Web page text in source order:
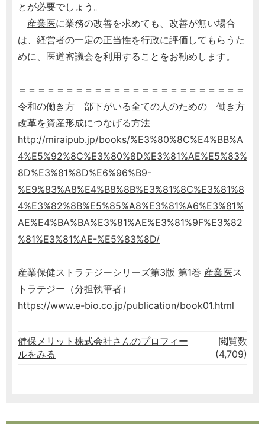
とが必要でしょう。
産業医に業務の改善を求めても、改善が無い場合
は、経営者の一定の正当性を行政に評価してもらうた
めに、医道審議会を利用することをお勧めします。
＝＝＝＝＝＝＝＝＝＝＝＝＝＝＝＝＝＝＝＝＝＝＝＝
令和の働き方 部下がいる全ての人のための 働き方
改革を資産形成につなげる方法
http://miraipub.jp/books/%E3%80%8C%E4%BB%A
4%E5%92%8C%E3%80%8D%E3%81%AE%E5%83%
8D%E3%81%8D%E6%96%B9-
%E9%83%A8%E4%B8%8B%E3%81%8C%E3%81%8
4%E3%82%8B%E5%85%A8%E3%81%A6%E3%81%
AE%E4%BA%BA%E3%81%AE%E3%81%9F%E3%82
%81%E3%81%AE-%E5%83%8D/
産業保健ストラテジーシリーズ第3版 第1巻 産業医ス
トラテジー（分担執筆者）
https://www.e-bio.co.jp/publication/book01.html
健保メリット株式会社さんのプロフィー
ルをみる
閲覧数
(4,709)